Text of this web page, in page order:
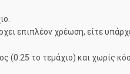
επιπλέον χρέωση, είτε
(0.25 το τεμάχιο) και χωρίς